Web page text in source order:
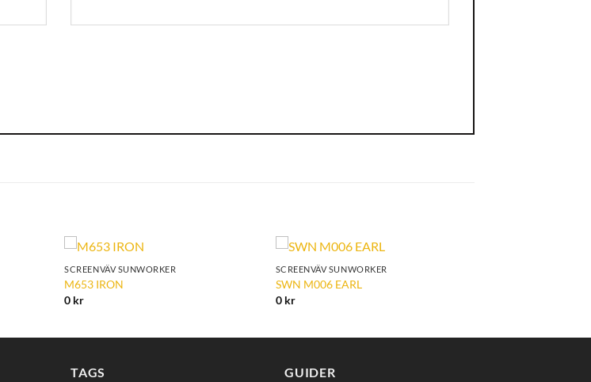
SCREENVÄV SUNWORKER
M653 IRON
0 kr
SCREENVÄV SUNWORKER
SWN M006 EARL
0 kr
TAGS GUIDER